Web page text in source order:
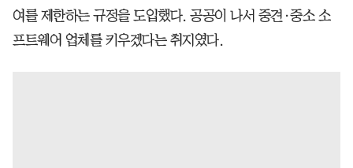
여를 제한하는 규정을 도입했다. 공공이 나서 중견·중소 소
프트웨어 업체를 키우겠다는 취지였다.